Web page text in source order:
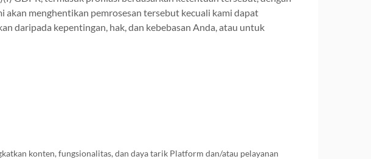
akan menghentikan pemrosesan tersebut kecuali kami dapat
daripada kepentingan, hak, dan kebebasan Anda, atau untuk
konten, fungsionalitas, dan daya tarik Platform dan/atau pelayanan